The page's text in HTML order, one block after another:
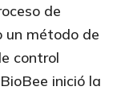
de
un método de
control
inició la